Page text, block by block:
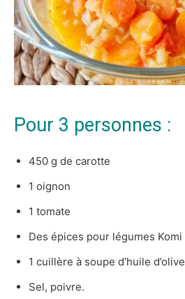
Pour 3 personnes :
450 g de carotte
1 oignon
1 tomate
Des épices pour légumes Komi
1 cuillère à soupe d’huile d’olive
Sel, poivre.